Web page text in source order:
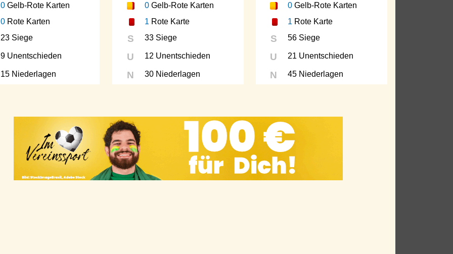
0 Gelb-Rote Karten
0 Rote Karten
23 Siege
9 Unentschieden
15 Niederlagen
0Gelb-Rote Karten
1 Rote Karte
S 33 Siege
U 12 Unentschieden
N 30 Niederlagen
0 Gelb-Rote Karten
1 Rote Karte
S 56 Siege
U 21 Unentschieden
N 45 Niederlagen